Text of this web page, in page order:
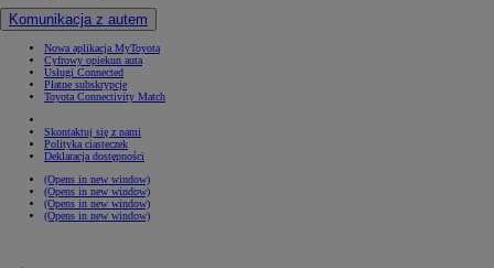
Komunikacja z autem
Nowa aplikacja MyToyota
Cyfrowy opiekun auta
Usługi Connected
Płatne subskrypcje
Toyota Connectivity Match
Skontaktuj się z nami
Polityka ciasteczek
Deklaracja dostępności
(Opens in new window)
(Opens in new window)
(Opens in new window)
(Opens in new window)